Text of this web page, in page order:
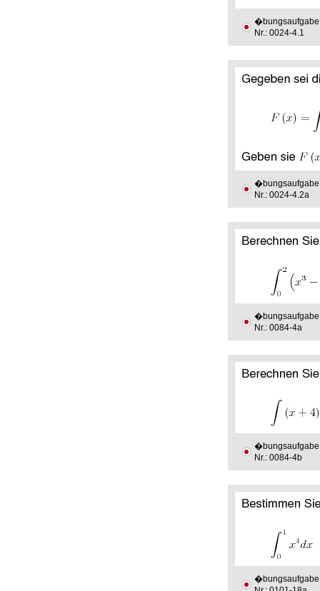
�bungsaufgabe
Nr.: 0024-4.1
�bungsaufgabe
Nr.: 0024-4.2a
�bungsaufgabe
Nr.: 0084-4a
�bungsaufgabe
Nr.: 0084-4b
�bungsaufgabe